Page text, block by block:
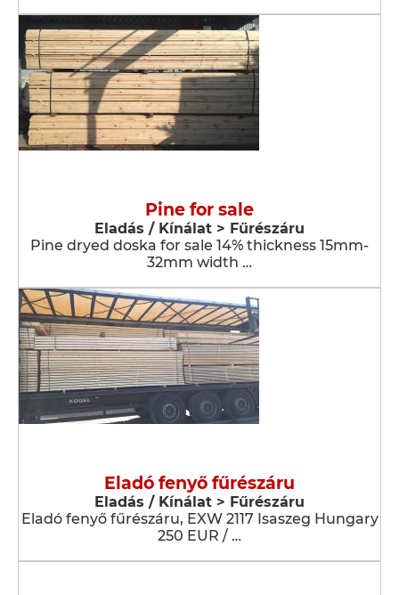
Pine for sale
Eladás / Kínálat > Fűrészáru
Pine dryed doska for sale 14% thickness 15mm-
32mm width …
Eladó fenyő fűrészáru
Eladás / Kínálat > Fűrészáru
Eladó fenyő fűrészáru, EXW 2117 Isaszeg Hungary
250 EUR / …